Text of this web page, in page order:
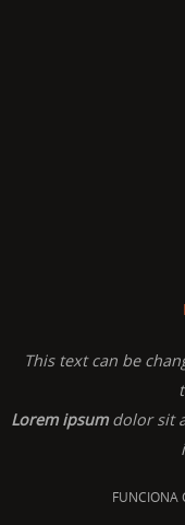
This text can be
Lorem ipsumdolor sit
FUNCIONA